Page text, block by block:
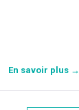
En savoir plus →